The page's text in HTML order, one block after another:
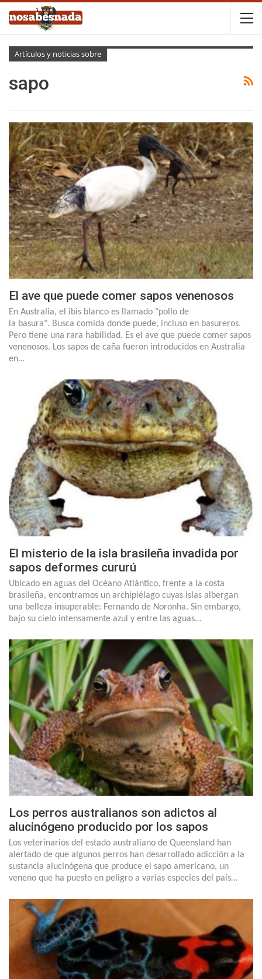
Artículos y noticias sobre
sapo
El ave que puede comer sapos venenosos
En Australia, el ibis blanco es llamado "pollo de
la basura". Busca comida donde puede, incluso en basureros.
Pero tiene una rara habilidad. Es el ave que puede comer sapos
venenosos. Los sapos de caña fueron introducidos en Australia
en…
El misterio de la isla brasileña invadida por
sapos deformes cururú
Ubicado en aguas del Océano Atlántico, frente a la costa
brasileña, encontramos un archipiélago cuyas islas albergan
una belleza insuperable: Fernando de Noronha. Sin embargo,
bajo su cielo intensamente azul y entre las aguas…
Los perros australianos son adictos al
alucinógeno producido por los sapos
Los veterinarios del estado australiano de Queensland han
alertado de que algunos perros han desarrollado adicción a la
sustancia alucinógena que produce el sapo americano, un
veneno que ha puesto en peligro a varias especies del país…